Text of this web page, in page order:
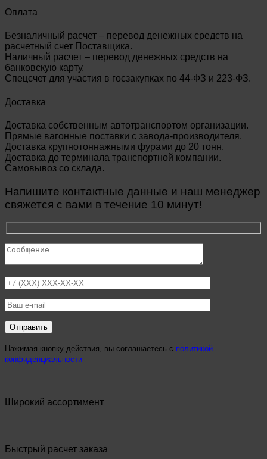
Оплата
Безналичный расчет – перевод денежных средств на
расчетный счет Поставщика.
Наличный расчет – перевод денежных средств на
банковскую карту.
Спецсчет для участия в госзакупках по 44-ФЗ и 223-ФЗ.
Доставка
Доставка собственным автотранспортом организации.
Прямые вагонные поставки с завода-производителя.
Доставка крупнотоннажными фурами до 20 тонн.
Доставка до терминала транспортной компании.
Самовывоз со склада.
Напишите контактные данные и наш менеджер
свяжется с вами в течение 10 минут!
Нажимая кнопку действия, вы соглашаетесь с политикой
конфиденциальности
Широкий ассортимент
Быстрый расчет заказа